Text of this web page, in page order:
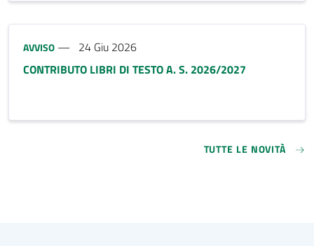
Tipo notizia:
AVVISO
24 Giu 2026
CONTRIBUTO LIBRI DI TESTO A. S. 2026/2027
TUTTE LE NOVITÀ